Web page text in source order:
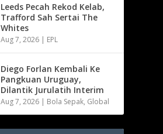
Leeds Pecah Rekod Kelab,
Trafford Sah Sertai The
Whites
Aug 7, 2026 | EPL
Diego Forlan Kembali Ke
Pangkuan Uruguay,
Dilantik Jurulatih Interim
Aug 7, 2026 | Bola Sepak, Global